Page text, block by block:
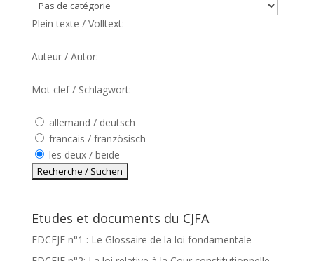
Plein texte / Volltext:
Auteur / Autor:
Mot clef / Schlagwort:
allemand / deutsch
francais / französisch
les deux / beide
Etudes et documents du CJFA
EDCEJF n°1 : Le Glossaire de la loi fondamentale